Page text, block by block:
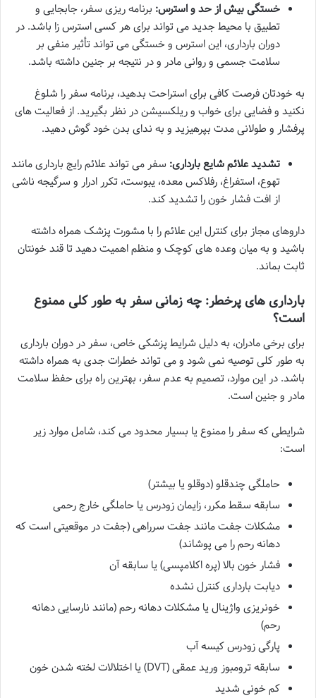
خستگی بیش از حد و استرس: برنامه ریزی سفر، جابجایی و
تطبیق با محیط جدید می تواند برای هر کسی استرس زا باشد. در
دوران بارداری، این استرس و خستگی می تواند تأثیر منفی بر
سلامت جسمی و روانی مادر و در نتیجه بر جنین داشته باشد.
به خودتان فرصت کافی برای استراحت بدهید، برنامه سفر را شلوغ
نکنید و فضایی برای خواب و ریلکسیشن در نظر بگیرید. از فعالیت های
پرفشار و طولانی مدت بپرهیزید و به ندای بدن خود گوش دهید.
تشدید علائم شایع بارداری: سفر می تواند علائم رایج بارداری مانند
تهوع، استفراغ، رفلاکس معده، یبوست، تکرر ادرار و سرگیجه ناشی
از افت فشار خون را تشدید کند.
داروهای مجاز برای کنترل این علائم را با مشورت پزشک همراه داشته
باشید و به میان وعده های کوچک و منظم اهمیت دهید تا قند خونتان
ثابت بماند.
بارداری های پرخطر: چه زمانی سفر به طور کلی ممنوع
است؟
برای برخی مادران، به دلیل شرایط پزشکی خاص، سفر در دوران بارداری
به طور کلی توصیه نمی شود و می تواند خطرات جدی به همراه داشته
باشد. در این موارد، تصمیم به عدم سفر، بهترین راه برای حفظ سلامت
مادر و جنین است.
شرایطی که سفر را ممنوع یا بسیار محدود می کند، شامل موارد زیر
است:
حاملگی چندقلو (دوقلو یا بیشتر)
سابقه سقط مکرر، زایمان زودرس یا حاملگی خارج رحمی
مشکلات جفت مانند جفت سرراهی (جفت در موقعیتی است که
دهانه رحم را می پوشاند)
فشار خون بالا (پره اکلامپسی) یا سابقه آن
دیابت بارداری کنترل نشده
خونریزی واژینال یا مشکلات دهانه رحم (مانند نارسایی دهانه
رحم)
پارگی زودرس کیسه آب
سابقه ترومبوز ورید عمقی (DVT) یا اختلالات لخته شدن خون
کم خونی شدید